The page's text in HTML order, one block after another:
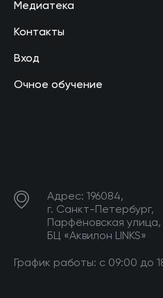
Медиатека
Контакты
Вход
Очное обучение
Адрес: 196084,
г. Санкт-Петербург,
Парфёновская улица,
БЦ «Аквилон LINKS»
График работы: с 09:00 до